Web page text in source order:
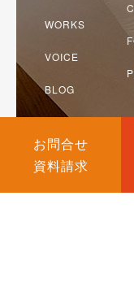
ム
お問合せ
資料請求
ム
WORKS
VOICE
BLOG
COLUMN